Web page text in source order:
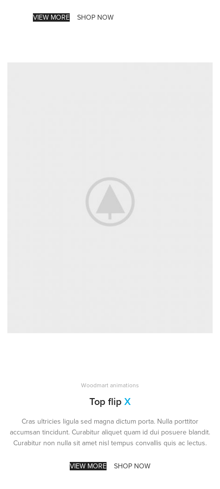
VIEW MORE SHOP NOW
Woodmart animations
Top flip X
Cras ultricies ligula sed magna dictum porta. Nulla porttitor
accumsan tincidunt. Curabitur aliquet quam id dui posuere blandit.
Curabitur non nulla sit amet nisl tempus convallis quis ac lectus.
VIEW MORE SHOP NOW